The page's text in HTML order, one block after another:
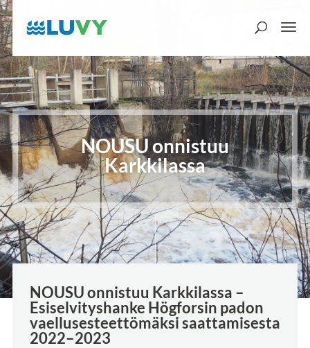
NOUSU onnistuu
Karkkilassa
NOUSU onnistuu Karkkilassa –
Esiselvityshanke Högforsin padon
vaellusesteettömäksi saattamisesta
2022–2023